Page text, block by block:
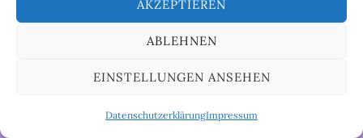
AKZEPTIEREN
ABLEHNEN
EINSTELLUNGEN ANSEHEN
DatenschutzerklärungImpressum